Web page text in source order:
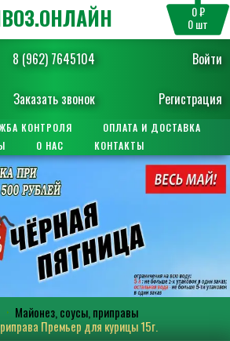
8 (962) 7645104 Войти
Заказать звонок Регистрация
0 ₽
0шт
КОНТРОЛЯ
ОПЛАТА И ДОСТАВКА
О НАС КОНТАКТЫ
Майонез, соусы, приправы
Премьер для курицы 15г.